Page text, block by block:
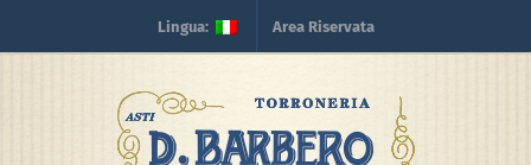
content
Lingua: Area Riservata